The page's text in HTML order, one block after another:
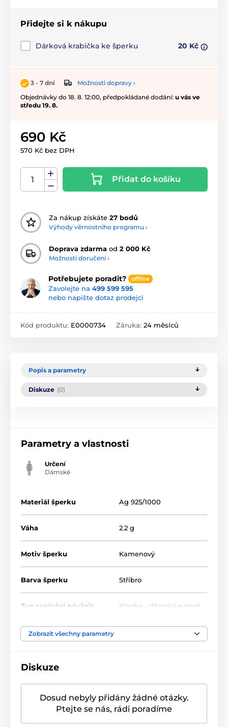
Přidejte si k nákupu
Dárková krabička ke šperku 20 Kč
3 - 7 dní
Možnosti dopravy ›
Objednávky do 18. 8. 12:00, předpokládané dodání: u vás ve
středu 19. 8.
690 Kč
570 Kč bez DPH
Přidat do košíku
Za nákup získáte 27 bodů
Výhody věrnostního programu ›
Doprava zdarma od 2 000 Kč
Možnosti doručení ›
Potřebujete poradit? offline
Zavolejte na 499 599 595
nebo napište dotaz prodejci
Kód produktu: E0000734 Záruka: 24 měsíců
Popis a parametry
Diskuze (0)
Parametry a vlastnosti
Určení
Dámské
Materiál šperku Ag 925/1000
Váha 2.2 g
Motiv šperku Kamenový
Barva šperku Stříbro
Typ zapínání náušnic Klapka - dámský patent
Velikost náušnic
Barva kamene Modrá
Zobrazit všechny parametry
Diskuze
Dosud nebyly přidány žádné otázky.
Ptejte se nás, rádi poradíme